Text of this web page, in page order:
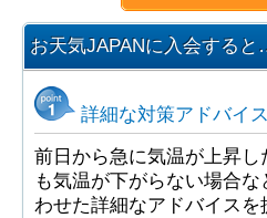
お天気JAPANに入会する
詳細な対策アドバイス
前日から急に気温が上昇し
も気温が下がらない場合
わせた詳細なアドバイスを